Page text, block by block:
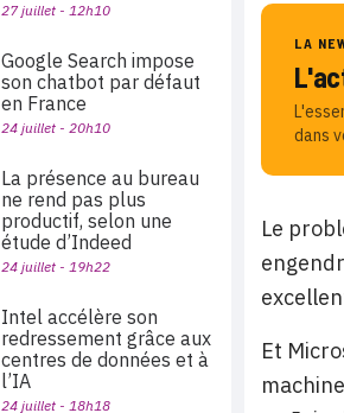
LA
dans
Le
Et
27 juillet - 12h10
Google Search impose
son chatbot par défaut
en France
24 juillet - 20h10
La présence au bureau
ne rend pas plus
productif, selon une
étude d’Indeed
24 juillet - 19h22
Intel accélère son
redressement grâce aux
centres de données et à
l’IA
24 juillet - 18h18